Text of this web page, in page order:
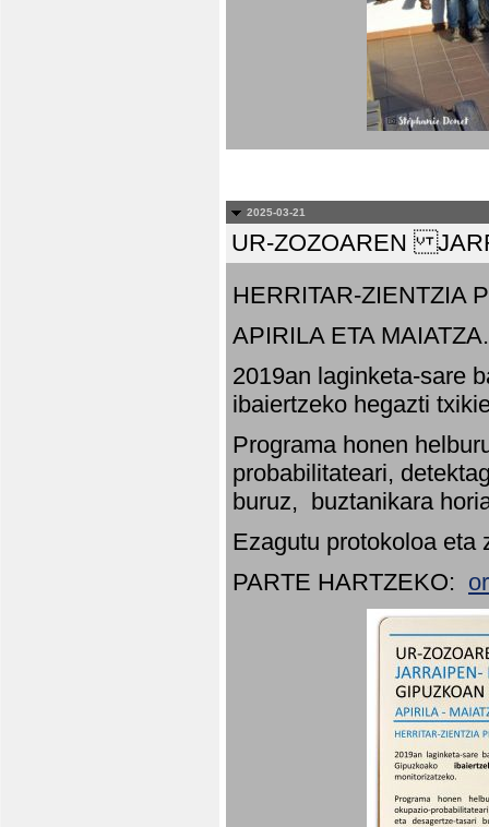
2025-03-21
UR-ZOZOAREN
HERRITAR-ZIENTZIA
APIRILA ETA MAIATZA.
2019an laginketa-sare
ibaiertzeko hegazti
Programa honen
probabilitateari,
buruz, buztanikara
Ezagutu protokoloa eta
PARTE HARTZEKO: